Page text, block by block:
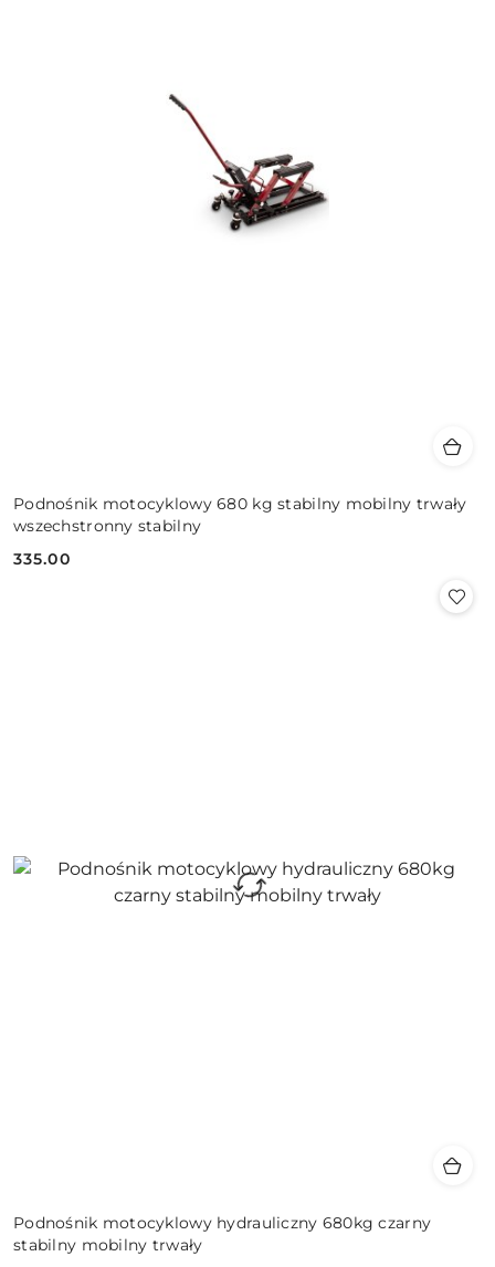
Podnośnik motocyklowy 680 kg stabilny mobilny trwały
wszechstronny stabilny
Cena:
335.00
Podnośnik motocyklowy hydrauliczny 680kg czarny
stabilny mobilny trwały